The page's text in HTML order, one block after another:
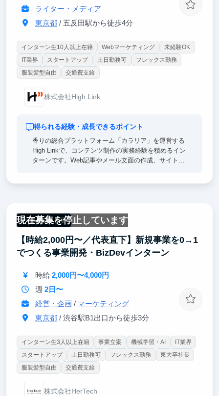
ライター・メディア
東京都/ 五反田駅から徒歩4分
インターン生10人以上在籍 Webマーケティング
未経験OK
IT業界
スタートアップ 土日勤務可
フレックス勤務
服装髪型自由
交通費支給
株式会社High Link
得られる経験・成長できるポイント
香りの総合プラットフォーム「カラリア」を運営する
High Linkで、コンテンツ制作の実務経験を積めるイン
ターンです。Web記事やメール文面の作成、サイト更
伸ばしたい学生におすすめです。
現在募集を停止しています
一部リモート可
【時給2,000円〜／代表直下】新規事業を0→1
でつくる事業開発・BizDevインターン
時給 2,000円〜4,000円
週 2日〜
経営・企画/ マーケティング
東京都/ 渋谷駅B1出口から徒歩3分
インターン生3人以上在籍 事業立案 機械学習・AI
IT業界
スタートアップ
土日勤務可 フレックス勤務
東大卒社長
服装髪型自由
交通費支給
株式会社HerTech